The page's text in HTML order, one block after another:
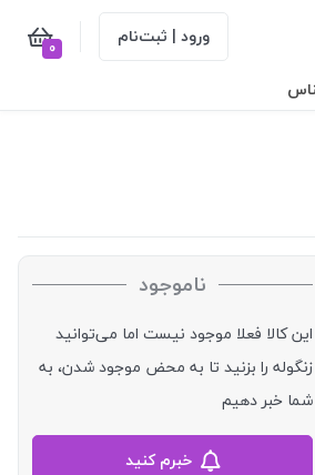
ورود | ثبت‌نام 0
ناموجود
این کالا فعلا موجود نیست اما می‌توانید
زنگوله را بزنید تا به محض موجود شدن، به
شما خبر دهیم
خبرم کنید